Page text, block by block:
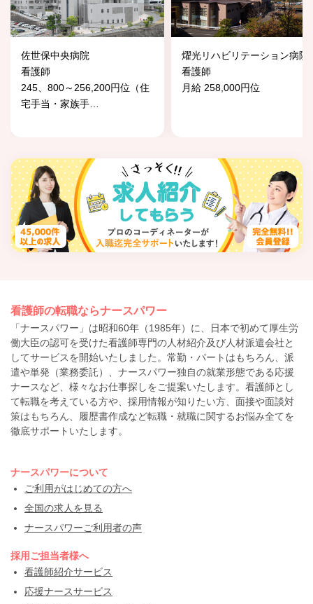
佐世保中央病院
看護師
245、800～256,200円位（住
宅手当・家族手…
燿光リハビリテーション病院
看護師
月給 258,000円位
看護師の転職ならナースパワー
「ナースパワー」は昭和60年（1985年）に、日本で初めて厚生労
働大臣の認可を受けた看護師専門の人材紹介及び人材派遣会社と
してサービスを開始いたしました。常勤・パートはもちろん、派
遣や単発（業務委託）、ナースパワー独自の就業形態である応援
ナースなど、様々なお仕事探しをご提案いたします。看護師とし
て転職を考えている方や、採用情報が知りたい方、面接や面談対
策はもちろん、履歴書作成など転職・就職に関するお悩み全てを
徹底サポートいたします。
ナースパワーについて
ご利用がはじめての方へ
全国の求人を見る
ナースパワーご利用者の声
採用ご担当者様へ
看護師紹介サービス
応援ナースサービス